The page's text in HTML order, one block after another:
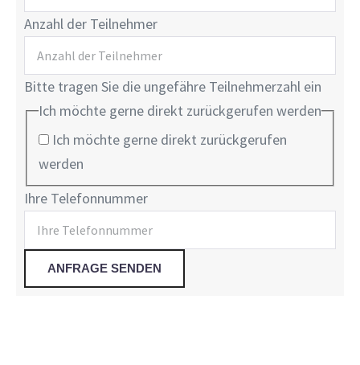
Anzahl der Teilnehmer
Bitte tragen Sie die ungefähre Teilnehmerzahl ein
Ich möchte gerne direkt zurückgerufen werden
Ich möchte gerne direkt zurückgerufen
werden
Ihre Telefonnummer